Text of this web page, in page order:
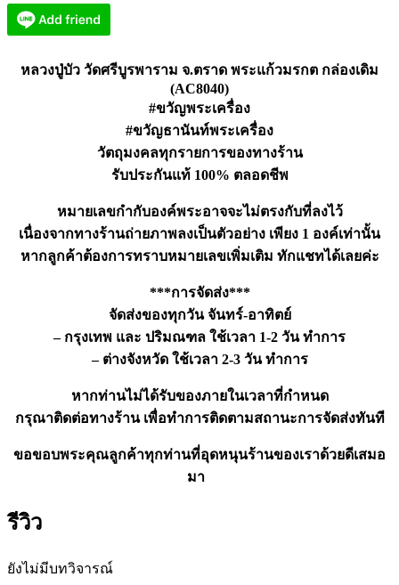
มรกต
(AC8040)
หลวงปู่บัว วัดศรีบูรพาราม จ.ตราด พระแก้วมรกต กล่องเดิม
(AC8040)
#ขวัญพระเครื่อง
#ขวัญธานันท์พระเครื่อง
วัตถุมงคลทุกรายการของทางร้าน
รับประกันแท้ 100% ตลอดชีพ
หมายเลขกำกับองค์พระอาจจะไม่ตรงกับที่ลงไว้
เนื่องจากทางร้านถ่ายภาพลงเป็นตัวอย่าง เพียง 1 องค์เท่านั้น
หากลูกค้าต้องการทราบหมายเลขเพิ่มเติม ทักแชทได้เลยค่ะ
***การจัดส่ง***
จัดส่งของทุกวัน จันทร์-อาทิตย์
– กรุงเทพ และ ปริมณฑล ใช้เวลา 1-2 วัน ทำการ
– ต่างจังหวัด ใช้เวลา 2-3 วัน ทำการ
หากท่านไม่ได้รับของภายในเวลาที่กำหนด
กรุณาติดต่อทางร้าน เพื่อทำการติดตามสถานะการจัดส่งทันที
ขอขอบพระคุณลูกค้าทุกท่านที่อุดหนุนร้านของเราด้วยดีเสมอ
มา
รีวิว
ยังไม่มีบทวิจารณ์